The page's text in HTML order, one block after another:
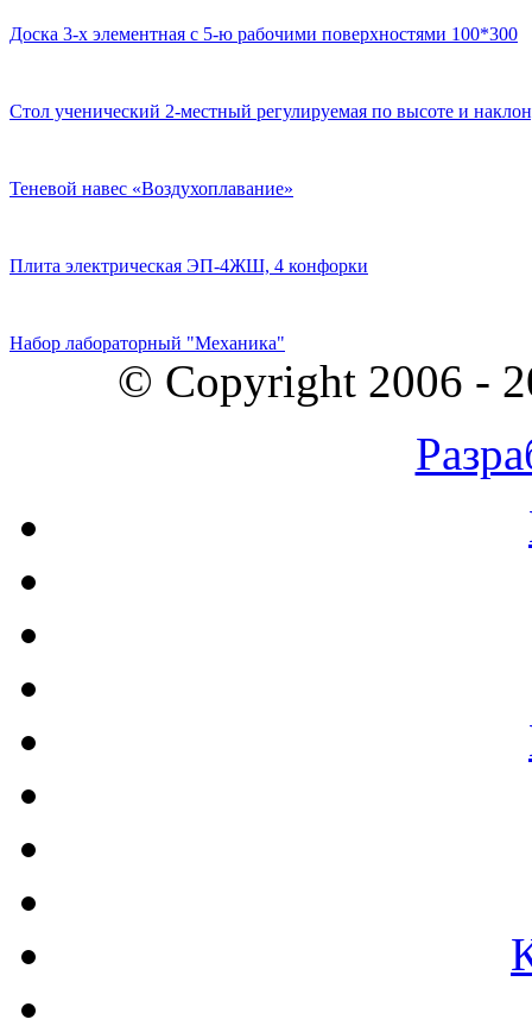
Доска 3-х элементная с 5-ю рабочими поверхностями 100*300
Стол ученический 2-местный регулируемая по высоте и
Теневой навес «Воздухоплавание»
Плита электрическая ЭП-4ЖШ, 4 конфорки
Набор лабораторный "Механика"
© Copyright 2006 -